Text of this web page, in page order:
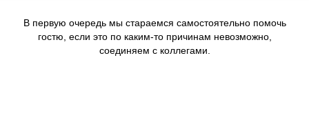
В первую очередь мы стараемся самостоятельно помочь
гостю, если это по каким-то причинам невозможно,
соединяем с коллегами.